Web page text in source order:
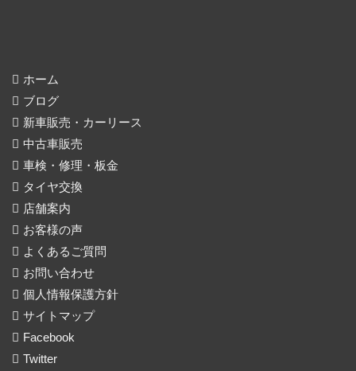
ホーム
ブログ
新車販売・カーリース
中古車販売
車検・修理・板金
タイヤ交換
店舗案内
お客様の声
よくあるご質問
お問い合わせ
個人情報保護方針
サイトマップ
Facebook
Twitter